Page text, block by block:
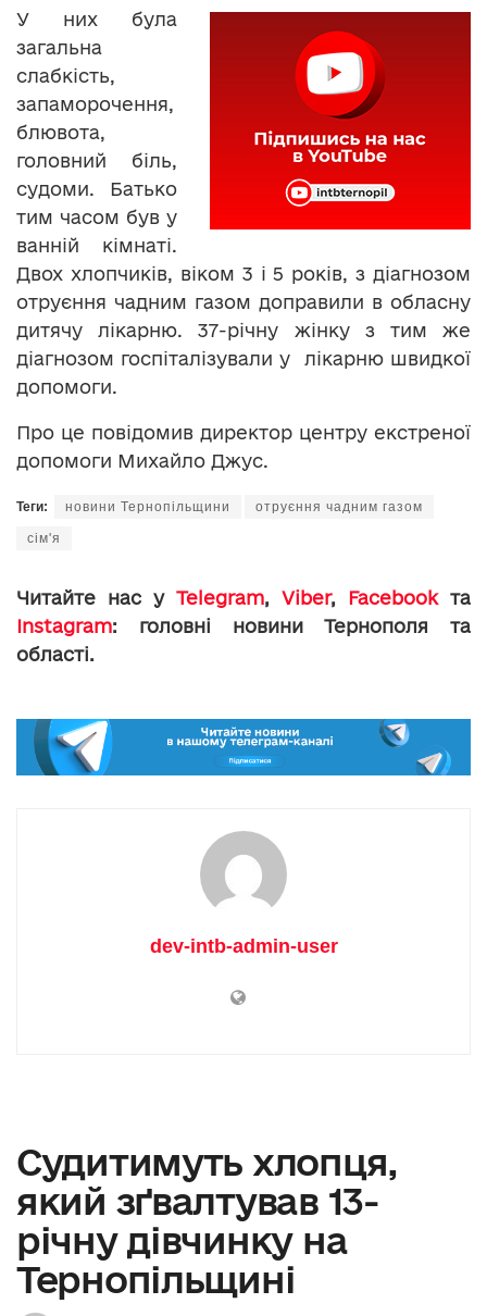
У них була
загальна
слабкість,
запаморочення,
блювота,
головний біль,
судоми. Батько
тим часом був у
ванній кімнаті.
Двох хлопчиків, віком 3 і 5 років, з діагнозом
отруєння чадним газом доправили в обласну
дитячу лікарню. 37-річну жінку з тим же
діагнозом госпіталізували у лікарню швидкої
допомоги.
Про це повідомив директор центру екстреної
допомоги Михайло Джус.
Теги: новини Тернопільщини отруєння чадним газом
сім'я
Читайте нас у Telegram, Viber, Facebookта
Instagram: головні новини Тернополя та
області.
dev-intb-admin-user
Судитимуть хлопця,
який зґвалтував 13-
річну дівчинку на
Тернопільщині